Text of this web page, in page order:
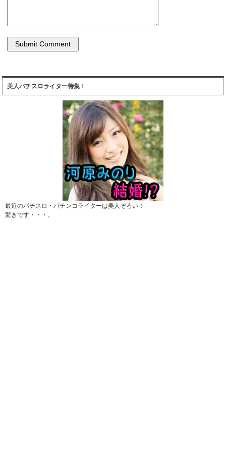
美人パチスロライター特集！
最近のパチスロ・パチンコライターは美人ぞろい！
驚きです・・・。